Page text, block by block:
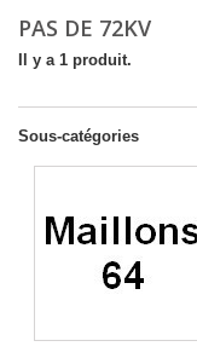
PAS DE 72KV
Il y a 1 produit.
Sous-catégories